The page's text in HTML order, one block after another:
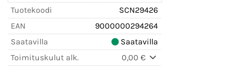
Tuotekoodi
SCN29426
EAN
9000000294264
Saatavilla
Saatavilla
Toimituskulut alk.
0,00 €